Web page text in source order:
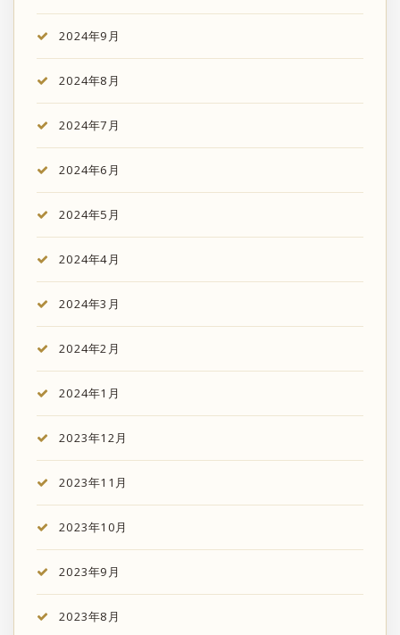
2024年9月
2024年8月
2024年7月
2024年6月
2024年5月
2024年4月
2024年3月
2024年2月
2024年1月
2023年12月
2023年11月
2023年10月
2023年9月
2023年8月